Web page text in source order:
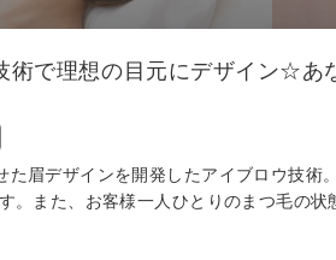
術で理想の目元にデザイン☆あ
た眉デザインを開発したアイブロウ技術
また、お客様一人ひとりのまつ毛の状